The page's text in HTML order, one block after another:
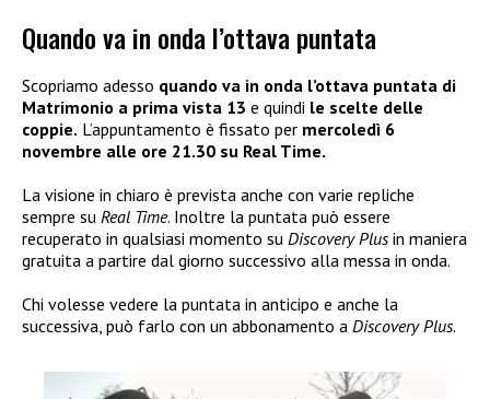
Quando va in onda l’ottava puntata
Scopriamo adesso quando va in onda l’ottava puntata di
Matrimonio a prima vista 13 e quindi le scelte delle
coppie. L’appuntamento è fissato per mercoledì 6
novembre alle ore 21.30 su Real Time.
La visione in chiaro è prevista anche con varie repliche
sempre su Real Time. Inoltre la puntata può essere
recuperato in qualsiasi momento su Discovery Plusin maniera
gratuita a partire dal giorno successivo alla messa in onda.
Chi volesse vedere la puntata in anticipo e anche la
successiva, può farlo con un abbonamento a Discovery Plus.